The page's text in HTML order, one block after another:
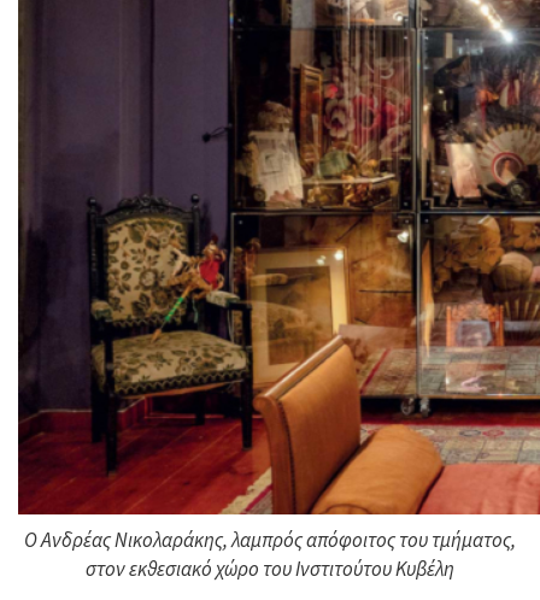
Ο Ανδρέας Νικολαράκης, λαμπρός απόφοιτος του τμήματος,
στον εκθεσιακό χώρο του Ινστιτούτου Κυβέλη